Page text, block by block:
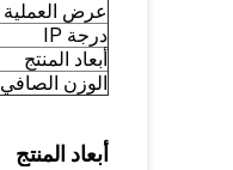
عرض العملية
درجة IP
أبعاد المنتج
الوزن الصافي
أبعاد المنتج